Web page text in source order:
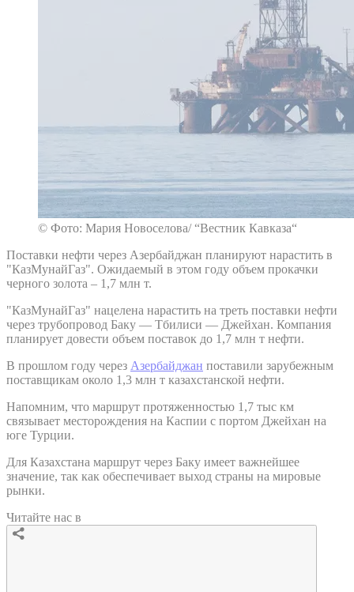
© Фото: Мария Новоселова/ “Вестник Кавказа“
Поставки нефти через Азербайджан планируют нарастить в
"КазМунайГаз". Ожидаемый в этом году объем прокачки
черного золота – 1,7 млн т.
"КазМунайГаз" нацелена нарастить на треть поставки нефти
через трубопровод Баку — Тбилиси — Джейхан. Компания
планирует довести объем поставок до 1,7 млн т нефти.
В прошлом году через Азербайджан поставили зарубежным
поставщикам около 1,3 млн т казахстанской нефти.
Напомним, что маршрут протяженностью 1,7 тыс км
связывает месторождения на Каспии с портом Джейхан на
юге Турции.
Для Казахстана маршрут через Баку имеет важнейшее
значение, так как обеспечивает выход страны на мировые
рынки.
Читайте нас в